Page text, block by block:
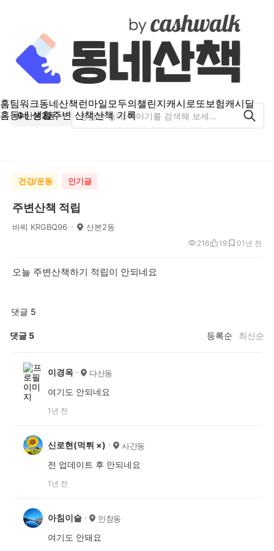
홈팀워크동네산책런마일모두의챌린지캐시로또보험캐시딜
홈동네 생활주변 산책산책 기록
산본2동
건강/운동 인기글
주변산책 적립
바찌 KRGBQ96 산본2동
1년 전
216 19 0
오늘 주변산책하기 적립이 안되네요
댓글 5
댓글 5 등록순 최신순
이경옥 다산동
여기도 안되네요
1년 전
신로현(먹튀 ×) 사간동
전 업데이트 후 안되네요
1년 전
아침이슬 인창동
여기도 안돼요